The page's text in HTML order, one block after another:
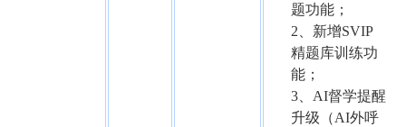
题功能；
2、新增SVIP
精题库训练功
能；
3、AI督学提醒
升级（AI外呼